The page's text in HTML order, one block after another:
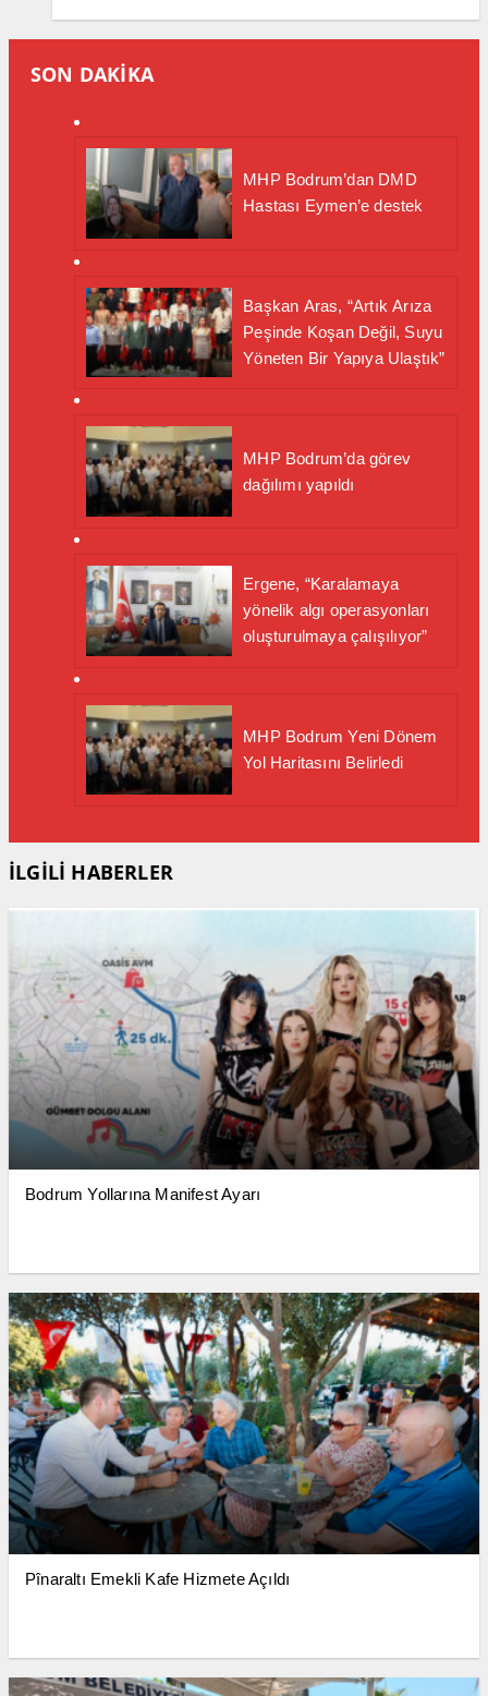
SON DAKİKA
MHP Bodrum’dan DMD
Hastası Eymen’e destek
Başkan Aras, “Artık Arıza
Peşinde Koşan Değil, Suyu
Yöneten Bir Yapıya Ulaştık”
MHP Bodrum’da görev
dağılımı yapıldı
Ergene, “Karalamaya
yönelik algı operasyonları
oluşturulmaya çalışılıyor”
MHP Bodrum Yeni Dönem
Yol Haritasını Belirledi
İLGİLİ HABERLER
Bodrum Yollarına Manifest Ayarı
Pînaraltı Emekli Kafe Hizmete Açıldı